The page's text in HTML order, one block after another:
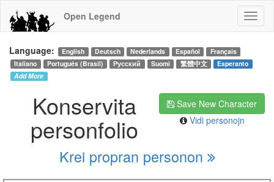
Open Legend
Language: English Deutsch Nederlands Español
Français
Italiano
Português (Brasil) Русский Suomi 繁體中文
Esperanto
Add More
Save New Character
Vidi personojn
Konservita
personfolio
Krei propran personon